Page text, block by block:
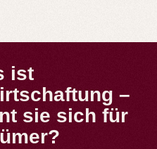
ist
–
sie sich für